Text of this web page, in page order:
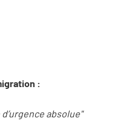
:
absolue"